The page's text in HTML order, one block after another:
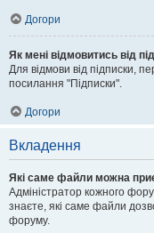
Догори
Як мені відмовитись від
Для відмови від підписки,
посилання "Підписки".
Догори
Вкладення
Які саме файли можна
Адміністратор кожного
знаєте, які саме файли
форуму.